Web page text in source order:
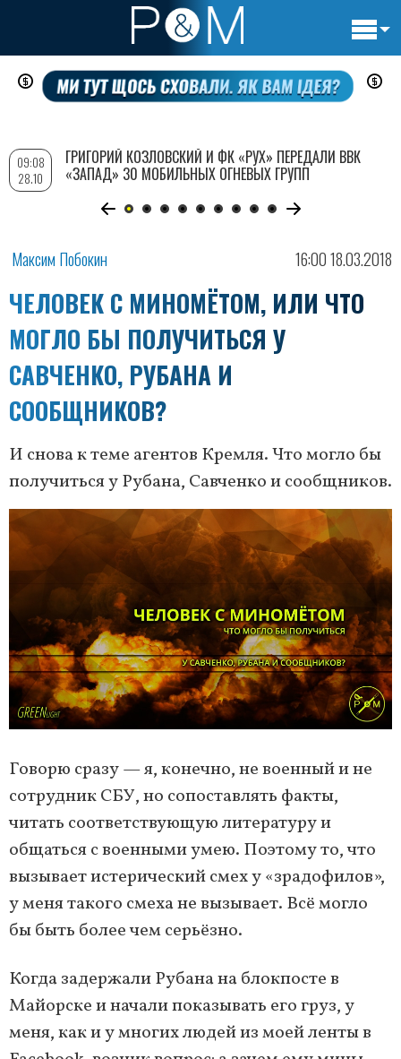
Перейти
содержанию
Максим Побокин 16:00 18.03.2018
ЧЕЛОВЕК С МИНОМЁТОМ, ИЛИ ЧТО
МОГЛО БЫ ПОЛУЧИТЬСЯ У
САВЧЕНКО, РУБАНА И
СООБЩНИКОВ?
И снова к теме агентов Кремля. Что могло бы
получиться у Рубана, Савченко и сообщников.
Говорю сразу — я, конечно, не военный и не
сотрудник СБУ, но сопоставлять факты,
читать соответствующую литературу и
общаться с военными умею. Поэтому то, что
вызывает истерический смех у «зрадофилов»,
у меня такого смеха не вызывает. Всё могло
бы быть более чем серьёзно.
Когда задержали Рубана на блокпосте в
Майорске и начали показывать его груз, у
меня, как и у многих людей из моей ленты в
09:08
28.10
ГРИГОРИЙ КОЗЛОВСКИЙ И ФК «РУХ» ПЕРЕДАЛИ ВВК
«ЗАПАД» 30 МОБИЛЬНЫХ ОГНЕВЫХ ГРУПП